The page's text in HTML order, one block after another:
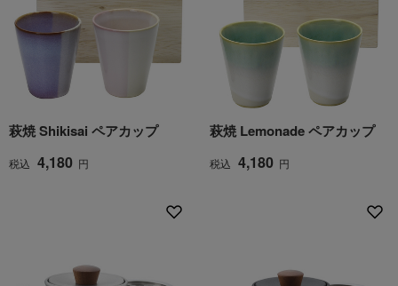
萩焼 Shikisai ペアカップ
税込 4,180 円
萩焼 Lemonade ペアカップ
税込 4,180 円